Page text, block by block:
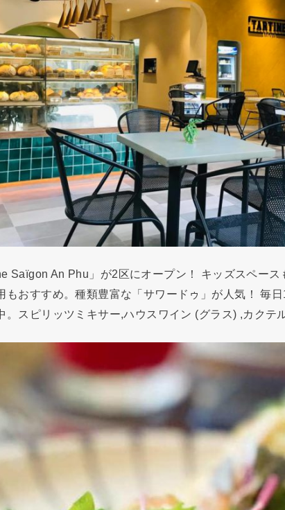
Saïgon An Phu」が2区にオープン！ キッズスペース
もおすすめ。種類豊富な「サワードゥ」が人気！ 毎
。スピリッツミキサー,ハウスワイン (グラス) ,カクテ